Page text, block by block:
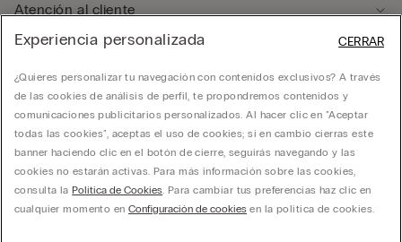
Atención al cliente
Empresa
Experiencia personalizada
¿Quieres personalizar tu navegación con contenidos exclusivos? A través
de las cookies de análisis de perfil, te propondremos contenidos y
comunicaciones publicitarios personalizados. Al hacer clic en "Aceptar
todas las cookies", aceptas el uso de cookies; si en cambio cierras este
banner haciendo clic en el botón de cierre, seguirás navegando y las
cookies no estarán activas. Para más información sobre las cookies,
consulta laPolítica de Cookies. Para cambiar tus preferencias haz clic en
cualquier momento enConfiguración de cookies en la política de cookies.
CERRAR